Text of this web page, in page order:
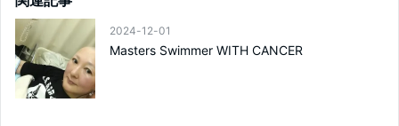
2024-12-01
Masters Swimmer WITH CANCER